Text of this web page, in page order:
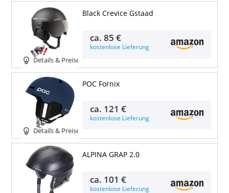
Details & Preise
Black Crevice Gstaad
ca.85 €
kostenlose Lieferung
Details & Preise
POC Fornix
ca. 121 €
kostenlose Lieferung
ALPINA GRAP 2.0
ca. 101 €
kostenlose Lieferung